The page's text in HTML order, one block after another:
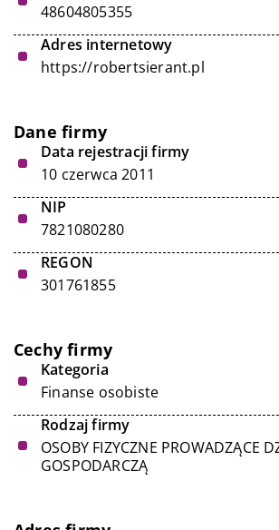
48604805355
Adres internetowy
https://robertsierant.pl
Dane firmy
Data rejestracji firmy
10 czerwca 2011
NIP
7821080280
REGON
301761855
Cechy firmy
Kategoria
Finanse osobiste
Rodzaj firmy
OSOBY FIZYCZNE PROWADZĄCE
GOSPODARCZĄ